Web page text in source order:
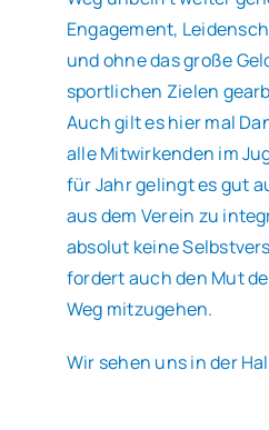
Engagement,
und ohne das große
sportlichen Zielen
Auch gilt es hier mal
alle Mitwirkenden im
für Jahr gelingt es gut
aus dem Verein zu
absolut keine
fordert auch den Mut
Weg mitzugehen.
Wir sehen uns in der